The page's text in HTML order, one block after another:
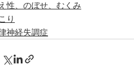
性、のぼせ、むくみ
り
神経失調症